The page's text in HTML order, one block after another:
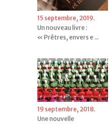
15 septembre, 2019.
Un nouveau livre :
« Prêtres, envers e ...
19 septembre, 2018.
Une nouvelle